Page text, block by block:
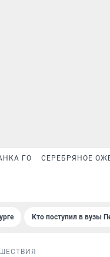
ГО СЕРЕБРЯНОЕ
Кто поступил в вузы